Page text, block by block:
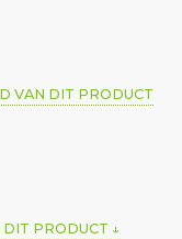
VAN DIT PRODUCT
PRODUCT